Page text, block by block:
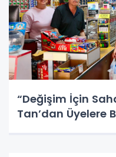
“Değişim İçin
Tan’dan Üyelere